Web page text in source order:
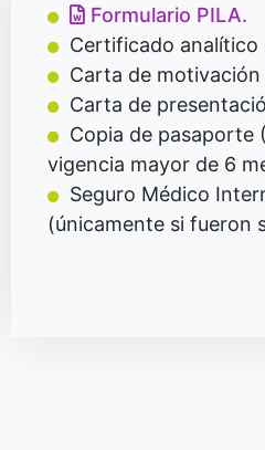
Formulario PILA.
Certificado analítico
Carta de
Carta de
Copia de pasaporte
vigencia mayor de 6
Seguro Médico
(únicamente si fueron